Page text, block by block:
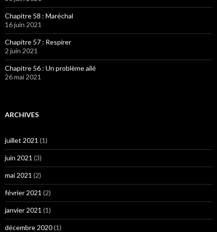
Chapitre 58 : Maréchal
16 juin 2021
Chapitre 57 : Respirer
2 juin 2021
Chapitre 56 : Un problème ailé
26 mai 2021
ARCHIVES
juillet 2021 (1)
juin 2021 (3)
mai 2021 (2)
février 2021 (2)
janvier 2021 (1)
décembre 2020(1)